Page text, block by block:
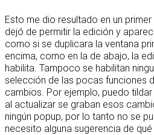
Esto me dio resultado en un
dejó de permitir la edición y
como si se duplicara la ventana
encima, como en la de abajo, la
habilita. Tampoco se habilitan
selección de las pocas funciones
cambios. Por ejemplo, puedo
al actualizar se graban esos
ningún popup, por lo tanto no se
necesito alguna sugerencia de qué